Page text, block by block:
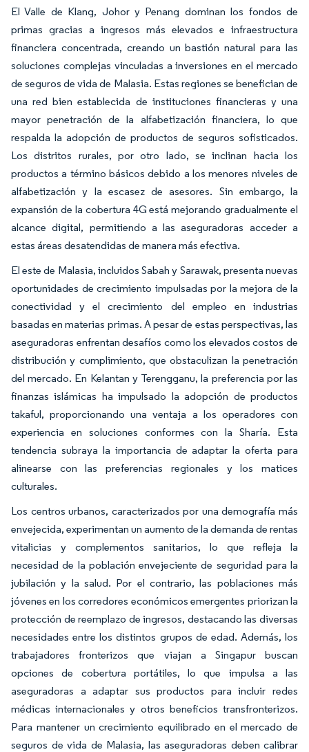
El Valle de Klang, Johor y Penang dominan los fondos de
primas gracias a ingresos más elevados e infraestructura
financiera concentrada, creando un bastión natural para las
soluciones complejas vinculadas a inversiones en el mercado
de seguros de vida de Malasia. Estas regiones se benefician de
una red bien establecida de instituciones financieras y una
mayor penetración de la alfabetización financiera, lo que
respalda la adopción de productos de seguros sofisticados.
Los distritos rurales, por otro lado, se inclinan hacia los
productos a término básicos debido a los menores niveles de
alfabetización y la escasez de asesores. Sin embargo, la
expansión de la cobertura 4G está mejorando gradualmente el
alcance digital, permitiendo a las aseguradoras acceder a
estas áreas desatendidas de manera más efectiva.
El este de Malasia, incluidos Sabah y Sarawak, presenta nuevas
oportunidades de crecimiento impulsadas por la mejora de la
conectividad y el crecimiento del empleo en industrias
basadas en materias primas. A pesar de estas perspectivas, las
aseguradoras enfrentan desafíos como los elevados costos de
distribución y cumplimiento, que obstaculizan la penetración
del mercado. En Kelantan y Terengganu, la preferencia por las
finanzas islámicas ha impulsado la adopción de productos
takaful, proporcionando una ventaja a los operadores con
experiencia en soluciones conformes con la Sharía. Esta
tendencia subraya la importancia de adaptar la oferta para
alinearse con las preferencias regionales y los matices
culturales.
Los centros urbanos, caracterizados por una demografía más
envejecida, experimentan un aumento de la demanda de rentas
vitalicias y complementos sanitarios, lo que refleja la
necesidad de la población envejeciente de seguridad para la
jubilación y la salud. Por el contrario, las poblaciones más
jóvenes en los corredores económicos emergentes priorizan la
protección de reemplazo de ingresos, destacando las diversas
necesidades entre los distintos grupos de edad. Además, los
trabajadores fronterizos que viajan a Singapur buscan
opciones de cobertura portátiles, lo que impulsa a las
aseguradoras a adaptar sus productos para incluir redes
médicas internacionales y otros beneficios transfronterizos.
Para mantener un crecimiento equilibrado en el mercado de
seguros de vida de Malasia, las aseguradoras deben calibrar